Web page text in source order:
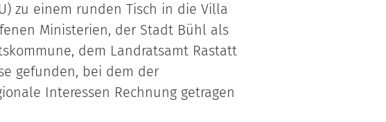
zu einem runden Tisch in die Villa
Ministerien, der Stadt Bühl als
dem Landratsamt Rastatt
gefunden, bei dem der
Interessen Rechnung getragen